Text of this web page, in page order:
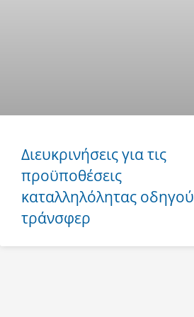
Διευκρινήσεις για τις
προϋποθέσεις
καταλληλόλητας οδηγού
τράνσφερ